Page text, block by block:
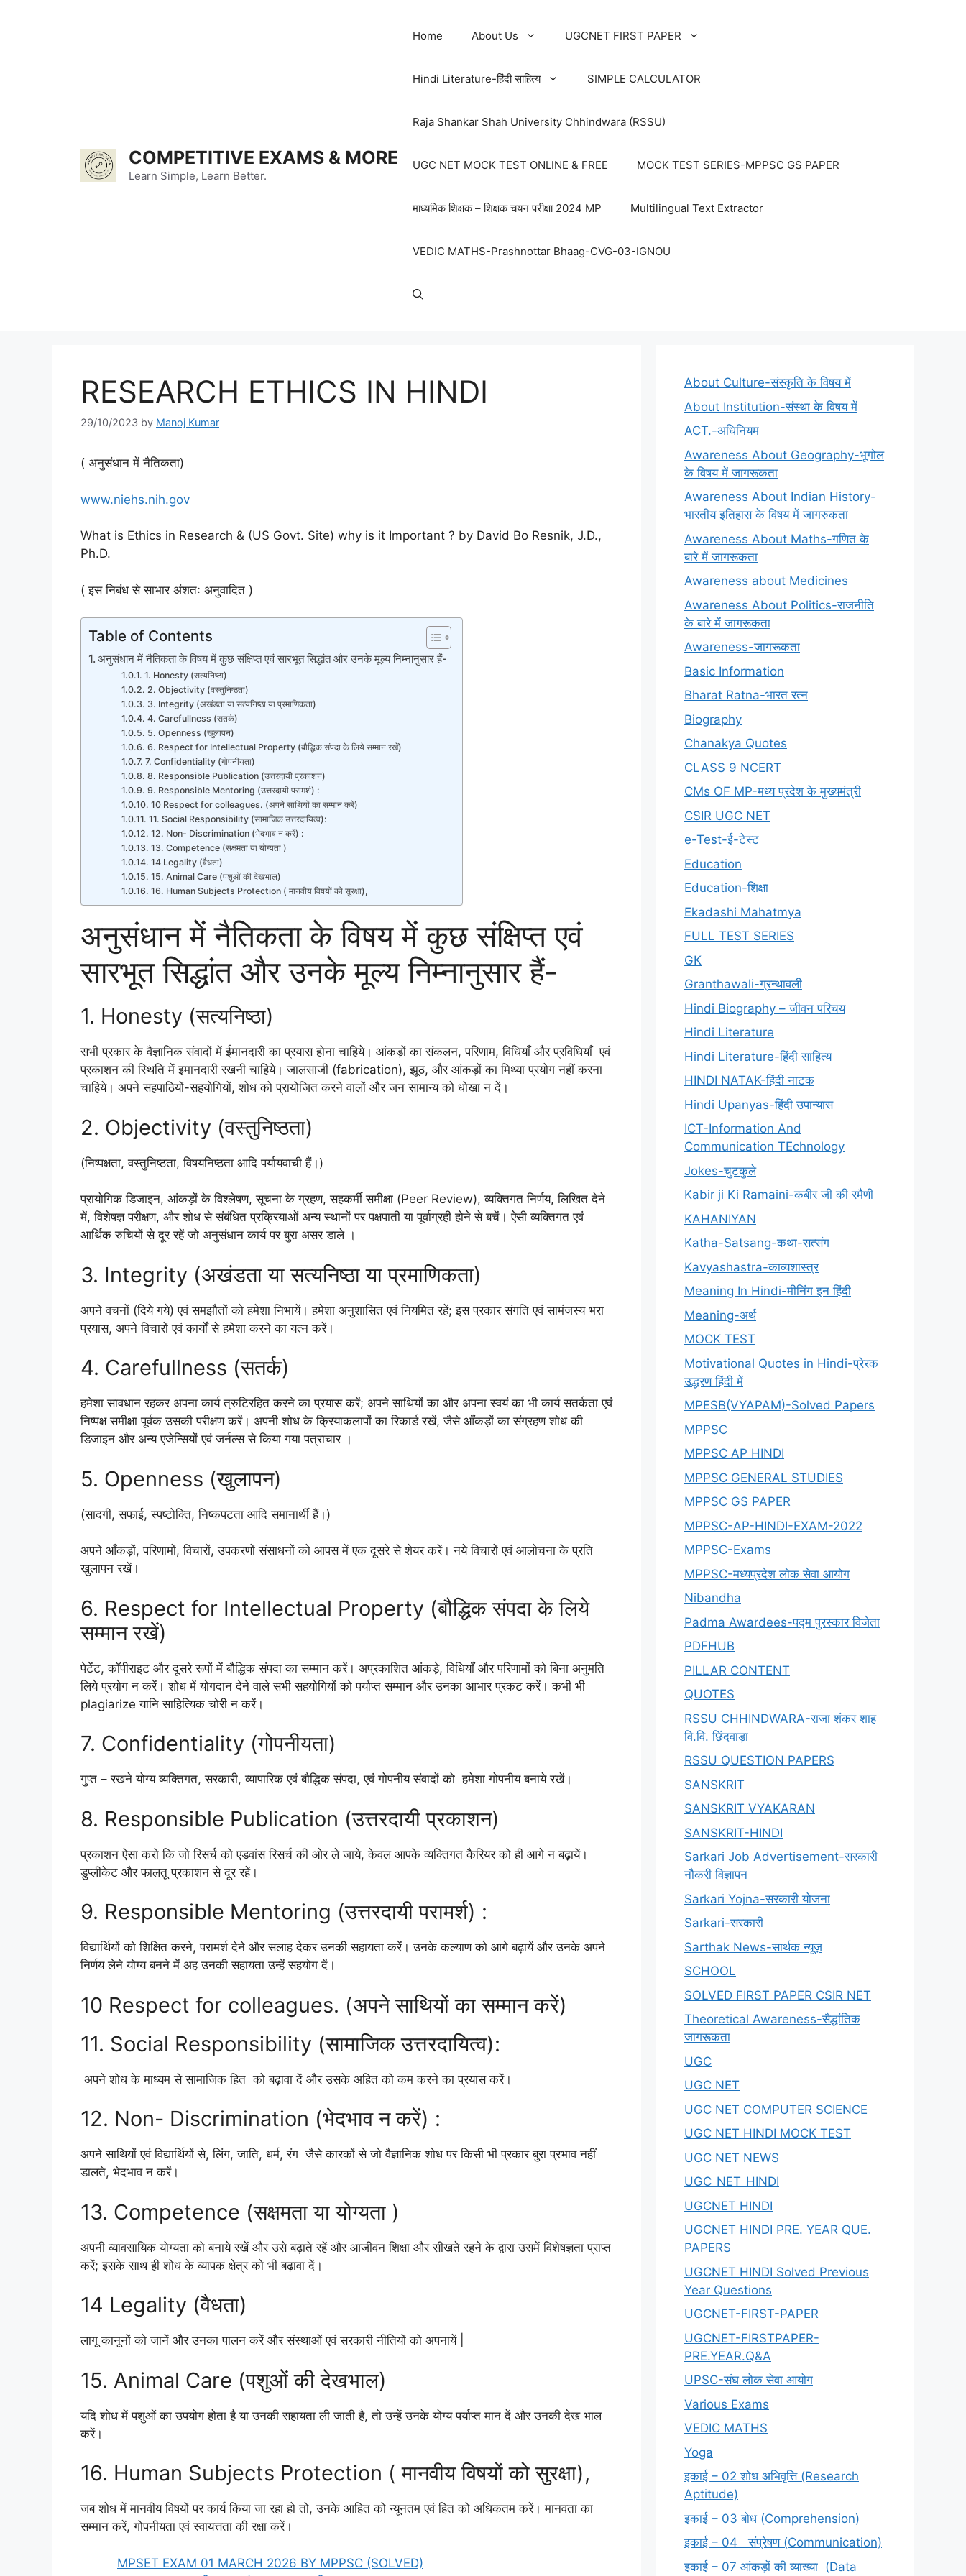
COMPETITIVE EXAMS & MORE
Learn Simple, Learn Better.
Home About Us UGCNET FIRST PAPER
Hindi Literature-हिंदी साहित्य SIMPLE CALCULATOR
Raja Shankar Shah University Chhindwara (RSSU)
UGC NET MOCK TEST ONLINE & FREE MOCK TEST SERIES-MPPSC GS PAPER
माध्यमिक शिक्षक – शिक्षक चयन परीक्षा 2024 MP Multilingual Text Extractor
VEDIC MATHS-Prashnottar Bhaag-CVG-03-IGNOU
RESEARCH ETHICS IN HINDI
29/10/2023 by Manoj Kumar
( अनुसंधान में नैतिकता)
www.niehs.nih.gov
What is Ethics in Research & (US Govt. Site) why is it Important ? by David Bo Resnik, J.D.,
Ph.D.
( इस निबंध से साभार अंशतः अनुवादित )
Table of Contents
अनुसंधान में नैतिकता के विषय में कुछ संक्षिप्त एवं सारभूत सिद्धांत और उनके मूल्य निम्नानुसार हैं-
1. Honesty (सत्यनिष्ठा)
2. Objectivity (वस्तुनिष्ठता)
3. Integrity (अखंडता या सत्यनिष्ठा या प्रमाणिकता)
4. Carefullness (सतर्क)
5. Openness (खुलापन)
6. Respect for Intellectual Property (बौद्धिक संपदा के लिये सम्मान रखें)
7. Confidentiality (गोपनीयता)
8. Responsible Publication (उत्तरदायी प्रकाशन)
9. Responsible Mentoring (उत्तरदायी परामर्श) :
10 Respect for colleagues. (अपने साथियों का सम्मान करें)
11. Social Responsibility (सामाजिक उत्तरदायित्व):
12. Non- Discrimination (भेदभाव न करें) :
13. Competence (सक्षमता या योग्यता )
14 Legality (वैधता)
15. Animal Care (पशुओं की देखभाल)
16. Human Subjects Protection ( मानवीय विषयों को सुरक्षा),
अनुसंधान में नैतिकता के विषय में कुछ संक्षिप्त एवं
सारभूत सिद्धांत और उनके मूल्य निम्नानुसार हैं-
1. Honesty (सत्यनिष्ठा)
सभी प्रकार के वैज्ञानिक संवादों में ईमानदारी का प्रयास होना चाहिये। आंकड़ों का संकलन, परिणाम, विधियाँ और प्रविधियाँ एवं
प्रकाशन की स्थिति में इमानदारी रखनी चाहिये। जालसाजी (fabrication), झूठ, और आंकड़ों का मिथ्या प्रयोग नहीं करना
चाहिये। अपने सहपाठियों-सहयोगियों, शोध को प्रायोजित करने वालों और जन सामान्य को धोखा न दें।
2. Objectivity (वस्तुनिष्ठता)
(निष्पक्षता, वस्तुनिष्ठता, विषयनिष्ठता आदि पर्यायवाची हैं।)
प्रायोगिक डिजाइन, आंकड़ों के विश्लेषण, सूचना के ग्रहण, सहकर्मी समीक्षा (Peer Review), व्यक्तिगत निर्णय, लिखित देने
में, विशेषज्ञ परीक्षण, और शोध से संबंधित प्रक्रियाओं अन्य स्थानों पर पक्षपाती या पूर्वाग्रही होने से बचें। ऐसी व्यक्तिगत एवं
आर्थिक रुचियों से दूर रहें जो अनुसंधान कार्य पर बुरा असर डाले ।
3. Integrity (अखंडता या सत्यनिष्ठा या प्रमाणिकता)
अपने वचनों (दिये गये) एवं समझौतों को हमेशा निभायें। हमेशा अनुशासित एवं नियमित रहें; इस प्रकार संगति एवं सामंजस्य भरा
प्रयास, अपने विचारों एवं कार्यों से हमेशा करने का यत्न करें।
4. Carefullness (सतर्क)
हमेशा सावधान रहकर अपना कार्य त्रुटिरहित करने का प्रयास करें; अपने साथियों का और अपना स्वयं का भी कार्य सतर्कता एवं
निष्पक्ष समीक्षा पूर्वक उसकी परीक्षण करें। अपनी शोध के क्रियाकलापों का रिकार्ड रखें, जैसे आँकड़ों का संग्रहण शोध की
डिजाइन और अन्य एजेन्सियों एवं जर्नल्स से किया गया पत्राचार ।
5. Openness (खुलापन)
(सादगी, सफाई, स्पष्टोक्ति, निष्कपटता आदि समानार्थी हैं।)
अपने आँकड़ों, परिणामों, विचारों, उपकरणों संसाधनों को आपस में एक दूसरे से शेयर करें। नये विचारों एवं आलोचना के प्रति
खुलापन रखें।
6. Respect for Intellectual Property (बौद्धिक संपदा के लिये
सम्मान रखें)
पेटेंट, कॉपीराइट और दूसरे रूपों में बौद्धिक संपदा का सम्मान करें। अप्रकाशित आंकड़े, विधियाँ और परिणामों को बिना अनुमति
लिये प्रयोग न करें। शोध में योगदान देने वाले सभी सहयोगियों को पर्याप्त सम्मान और उनका आभार प्रकट करें। कभी भी
plagiarize यानि साहित्यिक चोरी न करें।
7. Confidentiality (गोपनीयता)
गुप्त – रखने योग्य व्यक्तिगत, सरकारी, व्यापारिक एवं बौद्धिक संपदा, एवं गोपनीय संवादों को हमेशा गोपनीय बनाये रखें।
8. Responsible Publication (उत्तरदायी प्रकाशन)
प्रकाशन ऐसा करो कि जो रिसर्च को एडवांस रिसर्च की ओर ले जाये, केवल आपके व्यक्तिगत कैरियर को ही आगे न बढ़ायें।
डुप्लीकेट और फालतू प्रकाशन से दूर रहें।
9. Responsible Mentoring (उत्तरदायी परामर्श) :
विद्यार्थियों को शिक्षित करने, परामर्श देने और सलाह देकर उनकी सहायता करें। उनके कल्याण को आगे बढ़ायें और उनके अपने
निर्णय लेने योग्य बनने में अह उनकी सहायता उन्हें सहयोग दें।
10 Respect for colleagues. (अपने साथियों का सम्मान करें)
11. Social Responsibility (सामाजिक उत्तरदायित्व):
अपने शोध के माध्यम से सामाजिक हित को बढ़ावा दें और उसके अहित को कम करने का प्रयास करें।
12. Non- Discrimination (भेदभाव न करें) :
अपने साथियों एवं विद्यार्थियों से, लिंग, जाति, धर्म, रंग जैसे कारकों से जो वैज्ञानिक शोध पर किसी भी प्रकार बुरा प्रभाव नहीं
डालते, भेदभाव न करें।
13. Competence (सक्षमता या योग्यता )
अपनी व्यावसायिक योग्यता को बनाये रखें और उसे बढ़ाते रहें और आजीवन शिक्षा और सीखते रहने के द्वारा उसमें विशेषज्ञता प्राप्त
करें; इसके साथ ही शोध के व्यापक क्षेत्र को भी बढ़ावा दें।
14 Legality (वैधता)
लागू कानूनों को जानें और उनका पालन करें और संस्थाओं एवं सरकारी नीतियों को अपनायें |
15. Animal Care (पशुओं की देखभाल)
यदि शोध में पशुओं का उपयोग होता है या उनकी सहायता ली जाती है, तो उन्हें उनके योग्य पर्याप्त मान दें और उनकी देख भाल
करें।
16. Human Subjects Protection ( मानवीय विषयों को सुरक्षा),
जब शोध में मानवीय विषयों पर कार्य किया जा रहा हो तो, उनके आहित को न्यूनतम एवं हित को अधिकतम करें। मानवता का
सम्मान करें, गोपनीयता एवं स्वायत्तता की रक्षा करें।
MPSET EXAM 01 MARCH 2026 BY MPPSC (SOLVED)
About Culture-संस्कृति के विषय में
About Institution-संस्था के विषय में
ACT.-अधिनियम
Awareness About Geography-भूगोल
के विषय में जागरूकता
Awareness About Indian History-
भारतीय इतिहास के विषय में जागरुकता
Awareness About Maths-गणित के
बारे में जागरूकता
Awareness about Medicines
Awareness About Politics-राजनीति
के बारे में जागरूकता
Awareness-जागरूकता
Basic Information
Bharat Ratna-भारत रत्न
Biography
Chanakya Quotes
CLASS 9 NCERT
CMs OF MP-मध्य प्रदेश के मुख्यमंत्री
CSIR UGC NET
e-Test-ई-टेस्ट
Education
Education-शिक्षा
Ekadashi Mahatmya
FULL TEST SERIES
GK
Granthawali-ग्रन्थावली
Hindi Biography – जीवन परिचय
Hindi Literature
Hindi Literature-हिंदी साहित्य
HINDI NATAK-हिंदी नाटक
Hindi Upanyas-हिंदी उपान्यास
ICT-Information And
Communication TEchnology
Jokes-चुटकुले
Kabir ji Ki Ramaini-कबीर जी की रमैणी
KAHANIYAN
Katha-Satsang-कथा-सत्संग
Kavyashastra-काव्यशास्त्र
Meaning In Hindi-मीनिंग इन हिंदी
Meaning-अर्थ
MOCK TEST
Motivational Quotes in Hindi-प्रेरक
उद्धरण हिंदी में
MPESB(VYAPAM)-Solved Papers
MPPSC
MPPSC AP HINDI
MPPSC GENERAL STUDIES
MPPSC GS PAPER
MPPSC-AP-HINDI-EXAM-2022
MPPSC-Exams
MPPSC-मध्यप्रदेश लोक सेवा आयोग
Nibandha
Padma Awardees-पद्म पुरस्कार विजेता
PDFHUB
PILLAR CONTENT
QUOTES
RSSU CHHINDWARA-राजा शंकर शाह
वि.वि. छिंदवाड़ा
RSSU QUESTION PAPERS
SANSKRIT
SANSKRIT VYAKARAN
SANSKRIT-HINDI
Sarkari Job Advertisement-सरकारी
नौकरी विज्ञापन
Sarkari Yojna-सरकारी योजना
Sarkari-सरकारी
Sarthak News-सार्थक न्यूज़
SCHOOL
SOLVED FIRST PAPER CSIR NET
Theoretical Awareness-सैद्धांतिक
जागरूकता
UGC
UGC NET
UGC NET COMPUTER SCIENCE
UGC NET HINDI MOCK TEST
UGC NET NEWS
UGC_NET_HINDI
UGCNET HINDI
UGCNET HINDI PRE. YEAR QUE.
PAPERS
UGCNET HINDI Solved Previous
Year Questions
UGCNET-FIRST-PAPER
UGCNET-FIRSTPAPER-
PRE.YEAR.Q&A
UPSC-संघ लोक सेवा आयोग
Various Exams
VEDIC MATHS
Yoga
इकाई – 02 शोध अभिवृत्ति (Research
Aptitude)
इकाई – 03 बोध (Comprehension)
इकाई – 04 संप्रेषण (Communication)
इकाई – 07 आंकड़ों की व्याख्या (Data